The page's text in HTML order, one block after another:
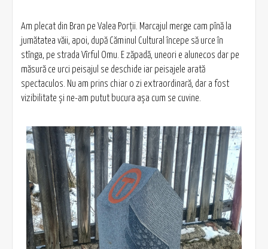
Am plecat din Bran pe Valea Porții. Marcajul merge cam pînă la
jumătatea văii, apoi, după Căminul Cultural începe să urce în
stînga, pe strada Vîrful Omu. E zăpadă, uneori e alunecos dar pe
măsură ce urci peisajul se deschide iar peisajele arată
spectaculos. Nu am prins chiar o zi extraordinară, dar a fost
vizibilitate și ne-am putut bucura așa cum se cuvine.